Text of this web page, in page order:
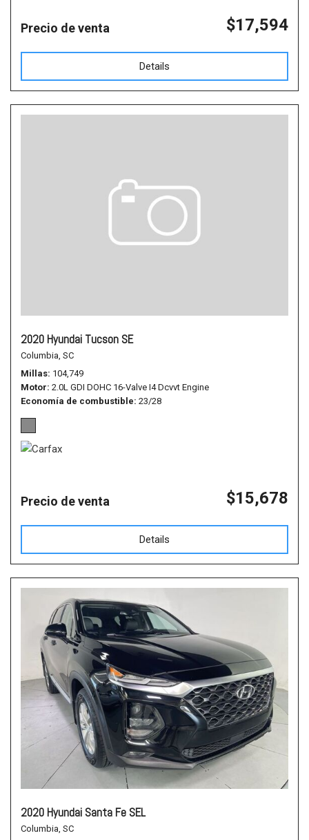
Precio de venta $17,594
Details
2020 Hyundai Tucson SE
Columbia, SC
Millas 104,749
Motor 2.0L GDI DOHC 16-Valve I4 Dcvvt Engine
Economía de combustible 23/28
Precio de venta $15,678
Details
2020 Hyundai Santa Fe SEL
Columbia, SC